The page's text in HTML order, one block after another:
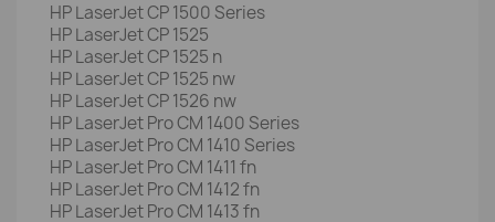
HP LaserJet CP 1500 Series
HP LaserJet CP 1525
HP LaserJet CP 1525 n
HP LaserJet CP 1525 nw
HP LaserJet CP 1526 nw
HP LaserJet Pro CM 1400 Series
HP LaserJet Pro CM 1410 Series
HP LaserJet Pro CM 1411 fn
HP LaserJet Pro CM 1412 fn
HP LaserJet Pro CM 1413 fn